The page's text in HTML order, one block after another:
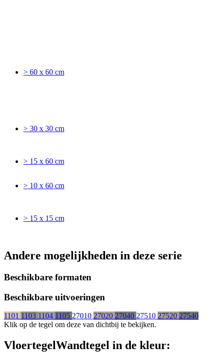
> 60 x 60 cm
> 30 x 30 cm
> 15 x 60 cm
> 10 x 60 cm
> 15 x 15 cm
Andere mogelijkheden in deze serie
Beschikbare formaten
Beschikbare uitvoeringen
1101 1103 1104 1105 27010 27020 27040 27510 27520 27540
Klik op de tegel om deze van dichtbij te bekijken.
VloertegelWandtegel in de kleur: